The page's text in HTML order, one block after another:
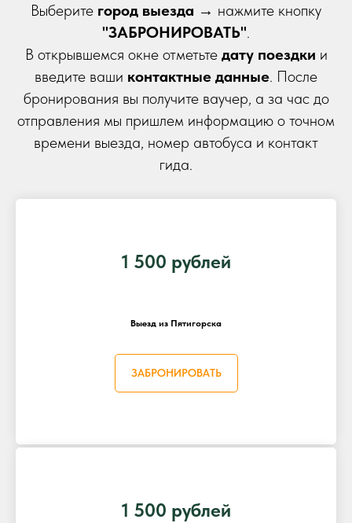
Выберите город выезда → нажмите кнопку
"ЗАБРОНИРОВАТЬ".
В открывшемся окне отметьте дату поездки и
введите ваши контактные данные. После
бронирования вы получите ваучер, а за час до
отправления мы пришлем информацию о точном
времени выезда, номер автобуса и контакт
гида.
1 500 рублей
Выезд из Пятигорска
ЗАБРОНИРОВАТЬ
1 500 рублей